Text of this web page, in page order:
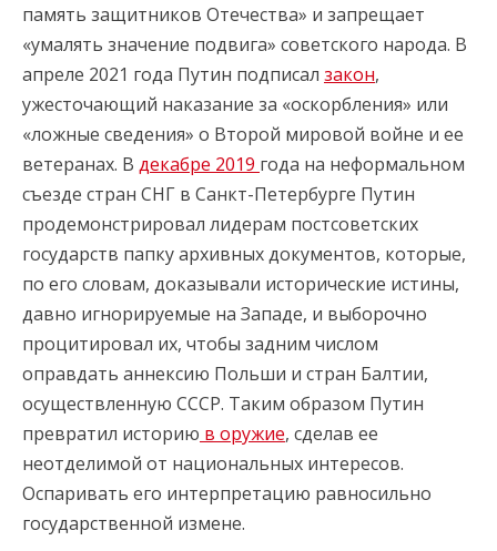
память защитников Отечества» и запрещает
«умалять значение подвига» советского народа. В
апреле 2021 года Путин подписал закон,
ужесточающий наказание за «оскорбления» или
«ложные сведения» о Второй мировой войне и ее
ветеранах. В декабре 2019 года на неформальном
съезде стран СНГ в Санкт-Петербурге Путин
продемонстрировал лидерам постсоветских
государств папку архивных документов, которые,
по его словам, доказывали исторические истины,
давно игнорируемые на Западе, и выборочно
процитировал их, чтобы задним числом
оправдать аннексию Польши и стран Балтии,
осуществленную СССР. Таким образом Путин
превратил историю в оружие, сделав ее
неотделимой от национальных интересов.
Оспаривать его интерпретацию равносильно
государственной измене.